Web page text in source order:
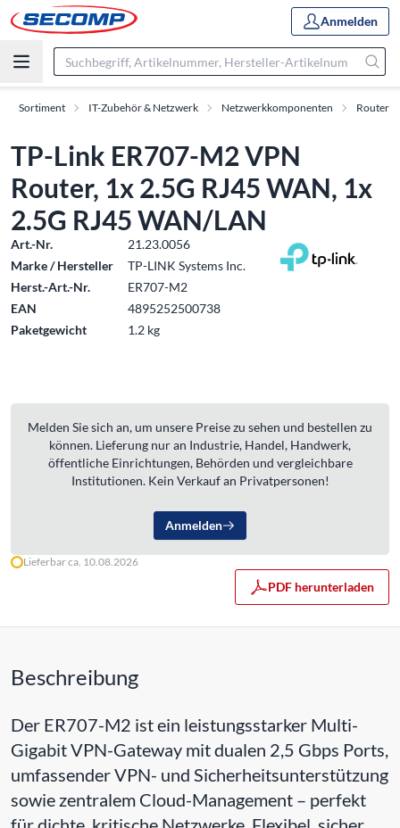
Anmelden
Sortiment IT-Zubehör & Netzwerk Netzwerkkomponenten Router
TP-Link ER707-M2 VPN
Router, 1x 2.5G RJ45 WAN, 1x
2.5G RJ45 WAN/LAN
Art.-Nr.
21.23.0056
Marke / Hersteller
TP-LINK Systems Inc.
Herst.-Art.-Nr.
ER707-M2
EAN
4895252500738
Paketgewicht
1.2 kg
Melden Sie sich an, um unsere Preise zu sehen und bestellen zu
können. Lieferung nur an Industrie, Handel, Handwerk,
öffentliche Einrichtungen, Behörden und vergleichbare
Institutionen. Kein Verkauf an Privatpersonen!
Anmelden
Lieferbar ca. 10.08.2026
PDF herunterladen
Beschreibung
Der ER707-M2 ist ein leistungsstarker Multi-
Gigabit VPN-Gateway mit dualen 2,5 Gbps Ports,
umfassender VPN- und Sicherheitsunterstützung
sowie zentralem Cloud-Management – perfekt